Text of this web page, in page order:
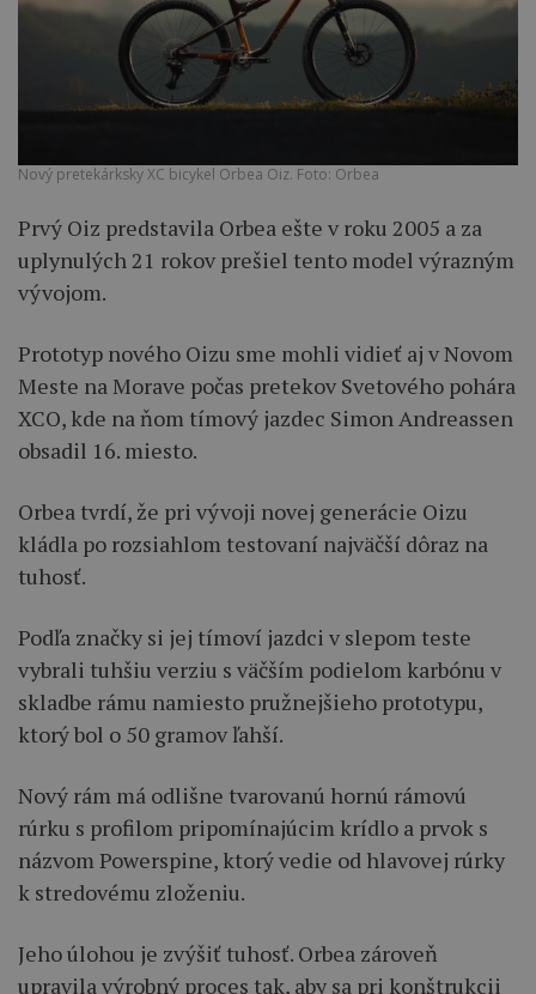
Nový pretekárksky XC bicykel Orbea Oiz. Foto: Orbea
Prvý Oiz predstavila Orbea ešte v roku 2005 a za
uplynulých 21 rokov prešiel tento model výrazným
vývojom.
Prototyp nového Oizu sme mohli vidieť aj v Novom
Meste na Morave počas pretekov Svetového pohára
XCO, kde na ňom tímový jazdec Simon Andreassen
obsadil 16. miesto.
Orbea tvrdí, že pri vývoji novej generácie Oizu
kládla po rozsiahlom testovaní najväčší dôraz na
tuhosť.
Podľa značky si jej tímoví jazdci v slepom teste
vybrali tuhšiu verziu s väčším podielom karbónu v
skladbe rámu namiesto pružnejšieho prototypu,
ktorý bol o 50 gramov ľahší.
Nový rám má odlišne tvarovanú hornú rámovú
rúrku s profilom pripomínajúcim krídlo a prvok s
názvom Powerspine, ktorý vedie od hlavovej rúrky
k stredovému zloženiu.
Jeho úlohou je zvýšiť tuhosť. Orbea zároveň
upravila výrobný proces tak, aby sa pri konštrukcii